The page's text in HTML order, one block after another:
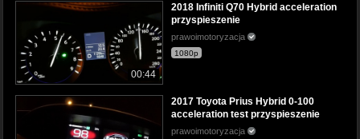
00:44
2018 Infiniti Q70 Hybrid acceleration
przyspieszenie
prawoimotoryzacja
1080p
2017 Toyota Prius Hybrid 0-100
acceleration test przyspieszenie
prawoimotoryzacja